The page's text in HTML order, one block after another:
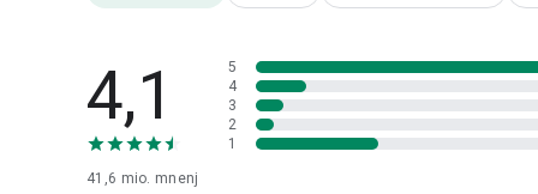
OPOMBA: Potrebna je omrežna povezava. Roblox deluje
4,1
41,6 mio. mnenj
5
4
3
2
1